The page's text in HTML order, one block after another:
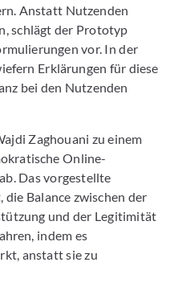
Anstatt Nutzenden
schlägt der Prototyp
vor. In der
Erklärungen für diese
bei den Nutzenden
Zaghouani zu einem
Online-
Das vorgestellte
Balance zwischen der
und der Legitimität
indem es
anstatt sie zu